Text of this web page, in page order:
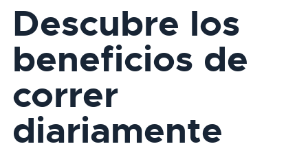
Descubre los
beneficios de
correr
diariamente